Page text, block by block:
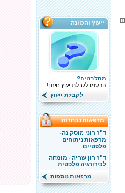
ייעוץ והכוונה
מתלבטים?
הרשמו לקבלת יעוץ חינם!
לקבלת ייעוץ
מרפאות נבחרות
ד"ר רוני מוסקונה-
מרפאות ניתוחים
פלסטיים
ד"ר רון עזריה - מומחה
לכירורגיה פלסטית
מרפאות נוספות